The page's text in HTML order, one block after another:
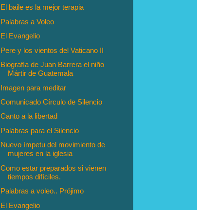
El baile es la mejor terapia
Palabras a Voleo
El Evangelio
Pere y los vientos del Vaticano II
Biografía de Juan Barrera el niño
Mártir de Guatemala
Imagen para meditar
Comunicado Círculo de Silencio
Canto a la libertad
Palabras para el Silencio
Nuevo ímpetu del movimiento de
mujeres en la iglesia
Como estar preparados si vienen
tiempos difíciles.
Palabras a voleo.. Prójimo
El Evangelio